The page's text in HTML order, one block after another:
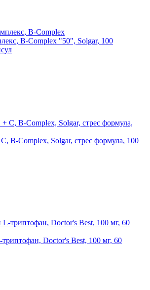
B-Complex "50", Solgar, 100
B-Complex, Solgar, стрес формула, 100
триптофан, Doctor's Best, 100 мг, 60